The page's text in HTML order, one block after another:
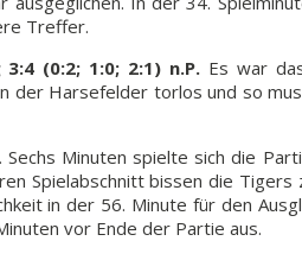
Treffer.
(0:2; 1:0; 2:1) n.P. Es war
der Harsefelder torlos und so
Minuten spielte sich die
Spielabschnitt bissen die
in der 56. Minute für den
vor Ende der Partie aus.